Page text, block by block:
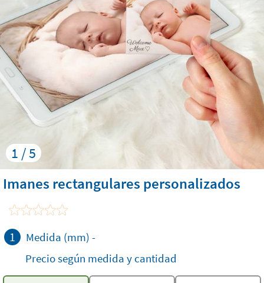
1 / 5
Imanes rectangulares personalizados
1 Medida (mm) -
Precio según medida y cantidad